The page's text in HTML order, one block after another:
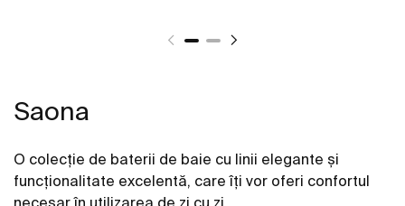
Saona
O colecție de baterii de baie cu linii elegante și
funcționalitate excelentă, care îți vor oferi confortul
necesar în utilizarea de zi cu zi.